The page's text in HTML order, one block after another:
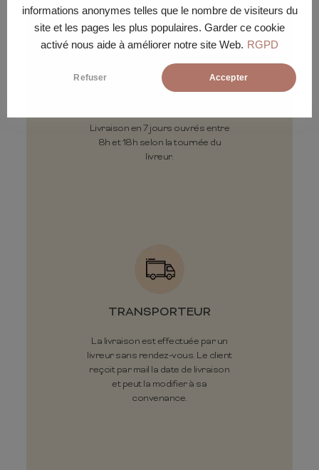
informations anonymes telles que le nombre de visiteurs du
site et les pages les plus populaires. Garder ce cookie
activé nous aide à améliorer notre site Web. RGPD
Refuser Accepter
Livraison en 7 jours ouvrés entre
8h et 18h selon la tournée du
livreur.
TRANSPORTEUR
La livraison est effectuée par un
livreur sans rendez-vous. Le client
reçoit par mail la date de livraison
et peut la modifier à sa
convenance.